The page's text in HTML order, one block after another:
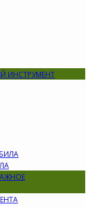
ИНСТРУМЕНТ